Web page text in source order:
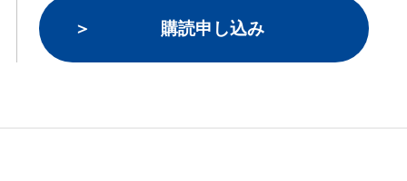
購読申し込み